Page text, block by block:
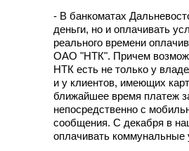
- В банкоматах
деньги, но и оплачивать
реального времени
ОАО "НТК". Причем
НТК есть не только у
и у клиентов, имеющих
ближайшее время платеж
непосредственно с
сообщения. С декабря в
оплачивать коммунальные